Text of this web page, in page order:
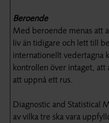
Beroende
Med beroende menas att
liv än tidigare och lett till
internationellt vedertagna
kontrollen över intaget,
att uppnå ett rus.
Diagnostic and Statistical
av vilka tre ska vara